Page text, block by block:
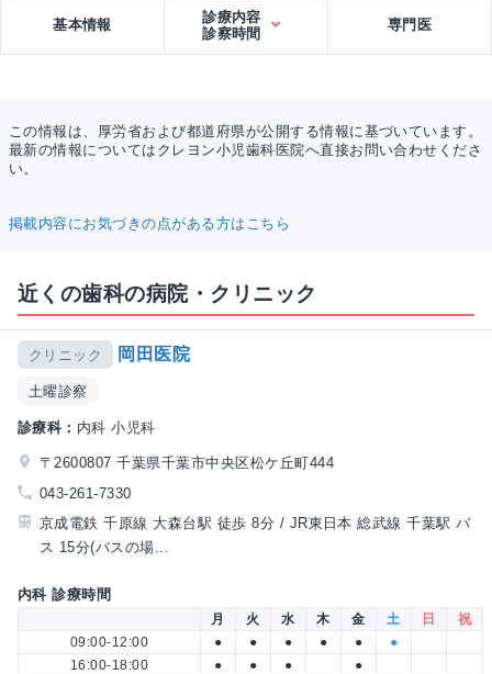
基本情報
診療内容
診察時間
専門医
この情報は、厚労省および都道府県が公開する情報に基づいています。
最新の情報についてはクレヨン小児歯科医院へ直接お問い合わせくださ
い。
掲載内容にお気づきの点がある方はこちら
近くの歯科の病院・クリニック
クリニック 岡田医院
土曜診察
診療科： 内科 小児科
〒2600807 千葉県千葉市中央区松ケ丘町444
043-261-7330
京成電鉄 千原線 大森台駅 徒歩 8分 / JR東日本 総武線 千葉駅 バ
ス 15分(バスの場...
内科 診療時間
月 火 水 木 金 土 日
祝
09:00-12:00
● ● ● ● ●
●
16:00-18:00
● ● ● ●